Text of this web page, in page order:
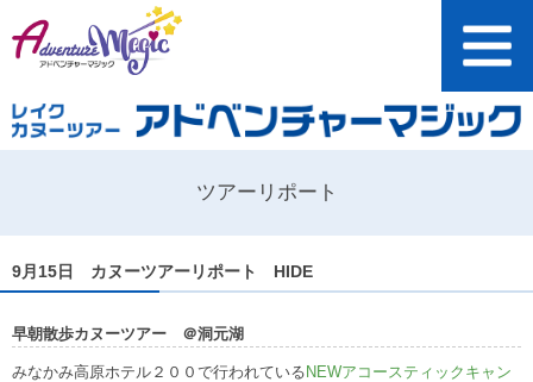
ツアーリポート
9月15日 カヌーツアーリポート HIDE
早朝散歩カヌーツアー ＠洞元湖
みなかみ高原ホテル２００で行われているNEWアコースティックキャン